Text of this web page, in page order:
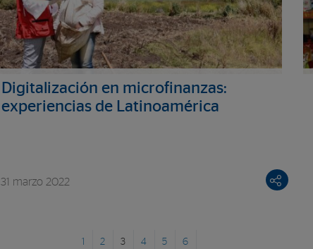
Digitalización en microfinanzas:
experiencias de Latinoamérica
31 marzo 2022
1 2 3 4 5 6